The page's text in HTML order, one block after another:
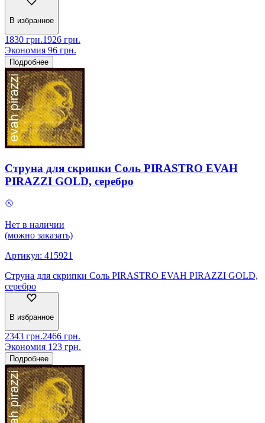
В избранное
1830 грн.1926 грн.
Экономия 96 грн.
Подробнее
Струна для скрипки Соль PIRASTRO EVAH
PIRAZZI GOLD, серебро
Нет в наличии
(можно заказать)
Артикул: 415921
Струна для скрипки Соль PIRASTRO EVAH PIRAZZI GOLD,
серебро
В избранное
2343 грн.2466 грн.
Экономия 123 грн.
Подробнее